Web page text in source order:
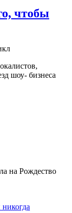
чтобы
шоу- бизнеса
на Рождество